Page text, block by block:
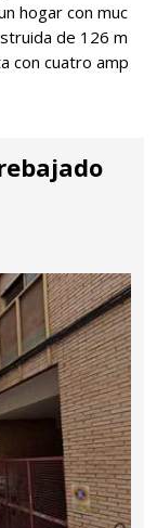
hogar con muc
de 126 m
con cuatro amp